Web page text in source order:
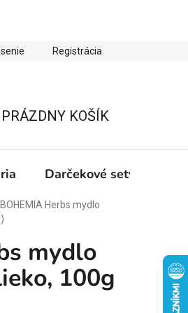
Zľava 10 % na prvý nákup
Registrácia
PRÁZDNY KOŠÍK
Darčekové sety
BOHEMIA Herbs mydlo
mydlo
100g